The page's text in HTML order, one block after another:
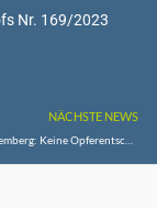
Nr. 169/2023
NÄCHSTE NEWS
LSG Baden-Württemberg: Keine Opferentschädigung für verletzten Ladendetektiv